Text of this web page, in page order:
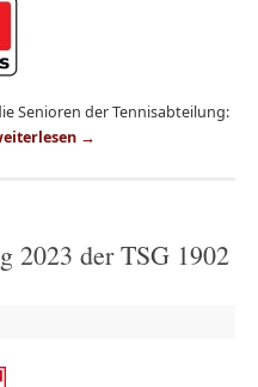
Senioren der Tennisabteilung:
→
2023 der TSG 1902